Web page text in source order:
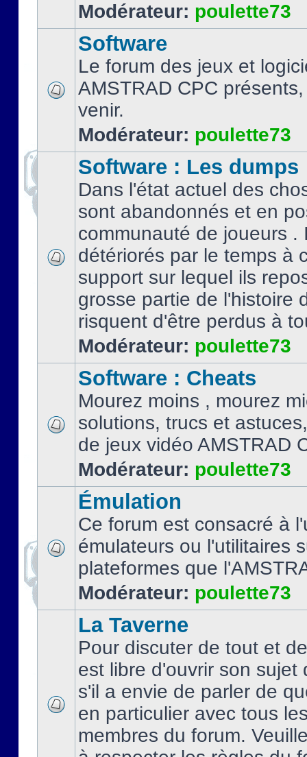
Modérateur: poulette73
Software
Le forum des jeux et
AMSTRAD CPC
venir.
Modérateur: poulette73
Software : Les dumps
Dans l'état actuel des
sont abandonnés et en
communauté de joueurs .
détériorés par le temps à
support sur lequel ils
grosse partie de l'histoire
risquent d'être perdus à
Modérateur: poulette73
Software : Cheats
Mourez moins , mourez
solutions, trucs et
de jeux vidéo AMSTRAD
Modérateur: poulette73
Émulation
Ce forum est consacré à
émulateurs ou l'utilitaires
plateformes que
Modérateur: poulette73
La Taverne
Pour discuter de tout et
est libre d'ouvrir son sujet
s'il a envie de parler de
en particulier avec tous
membres du forum.